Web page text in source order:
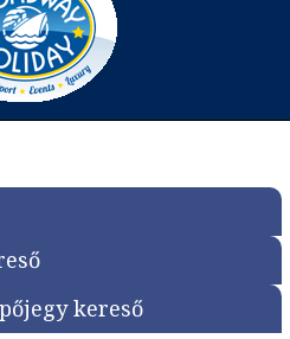
kereső